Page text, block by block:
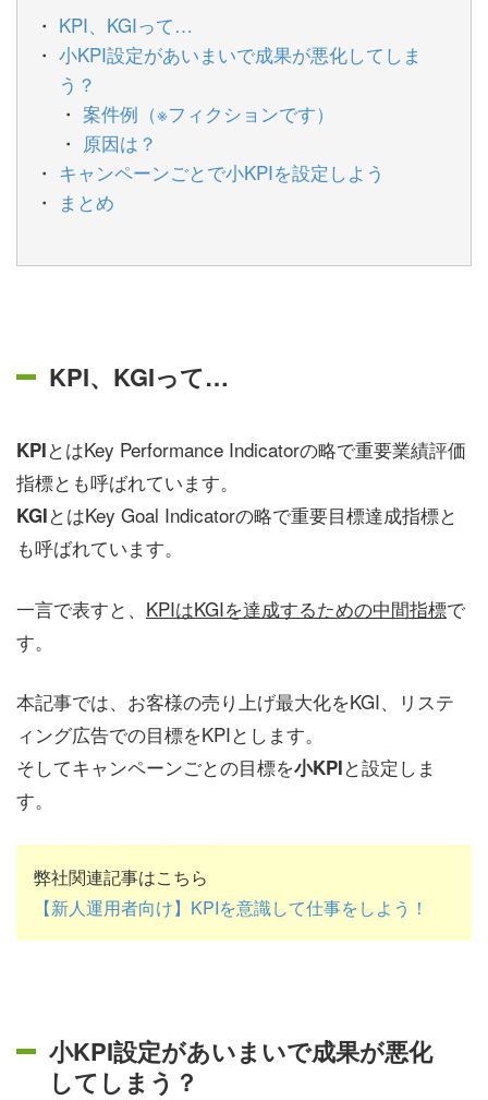
KPI、KGIって…
小KPI設定があいまいで成果が悪化してしま
う？
案件例（※フィクションです）
原因は？
キャンペーンごとで小KPIを設定しよう
まとめ
KPI、KGIって…
KPIとはKey Performance Indicatorの略で重要業績評価
指標とも呼ばれています。
KGIとはKey Goal Indicatorの略で重要目標達成指標と
も呼ばれています。
一言で表すと、 KPIはKGIを達成するための中間指標で
す。
本記事では、お客様の売り上げ最大化をKGI、リステ
ィング広告での目標をKPIとします。
そしてキャンペーンごとの目標を小KPIと設定しま
す。
弊社関連記事はこちら
【新人運用者向け】KPIを意識して仕事をしよう！
小KPI設定があいまいで成果が悪化
してしまう？